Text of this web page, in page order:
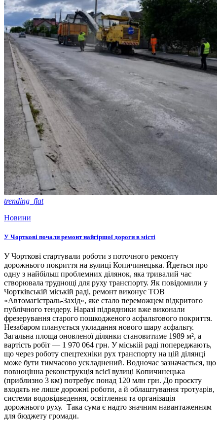
trending_flat
Новини
У Чорткові почали ремонт найгіршої дороги в місті
У Чорткові стартували роботи з поточного ремонту
дорожнього покриття на вулиці Копичинецька. Йдеться про
одну з найбільш проблемних ділянок, яка тривалий час
створювала труднощі для руху транспорту. Як повідомили у
Чортківській міській раді, ремонт виконує ТОВ
«Автомагістраль-Захід», яке стало переможцем відкритого
публічного тендеру. Наразі підрядники вже виконали
фрезерування старого пошкодженого асфальтового покриття.
Незабаром планується укладання нового шару асфальту.
Загальна площа оновленої ділянки становитиме 1989 м², а
вартість робіт — 1 970 064 грн. У міській раді попереджають,
що через роботу спецтехніки рух транспорту на цій ділянці
може бути тимчасово ускладнений. Водночас зазначається, що
повноцінна реконструкція всієї вулиці Копичинецька
(приблизно 3 км) потребує понад 120 млн грн. До проєкту
входять не лише дорожні роботи, а й облаштування тротуарів,
системи водовідведення, освітлення та організація
дорожнього руху. Така сума є надто значним навантаженням
для бюджету громади.